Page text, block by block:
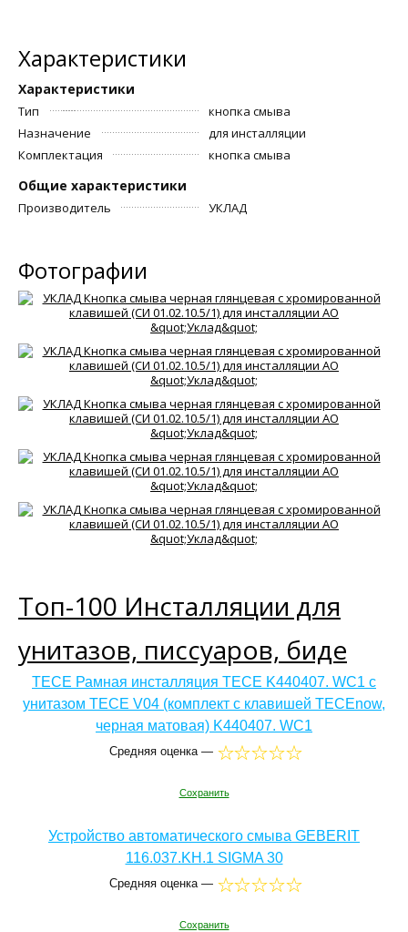
Характеристики
Характеристики
Тип
кнопка смыва
Назначение
для инсталляции
Комплектация
кнопка смыва
Общие характеристики
Производитель УКЛАД
Фотографии
Топ-100 Инсталляции для
унитазов, писсуаров, биде
ТЕСЕ Рамная инсталляция TECE K440407. WC1 с
унитазом ТЕСЕ V04 (комплект с клавишей TECEnow,
черная матовая) K440407. WC1
Средняя оценка —
Сохранить
Устройство автоматического смыва GEBERIT
116.037.KH.1 SIGMA 30
Средняя оценка —
Сохранить